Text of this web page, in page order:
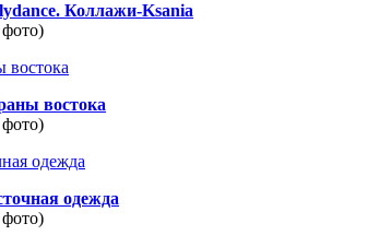
Коллажи-Ksania
востока
одежда